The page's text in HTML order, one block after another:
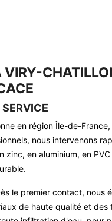
VIRY-
en région Île-de-
nous intervenons
en aluminium, en
le premier contact, nous
de haute qualité et